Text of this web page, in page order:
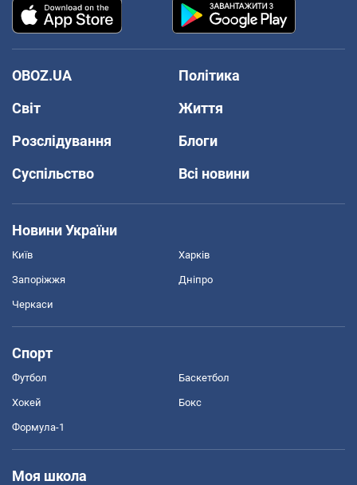
OBOZ.UA
Політика
Світ
Життя
Розслідування
Блоги
Суспільство
Всі новини
Новини України
Київ Харків
Запоріжжя Дніпро
Черкаси
Спорт
Футбол Баскетбол
Хокей Бокс
Формула-1
Моя школа